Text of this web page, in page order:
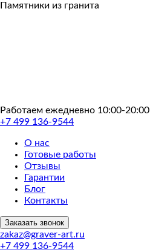
Пропустить
Памятники из гранита
Работаем ежедневно 10:00-20:00
+7 499 136-9544
О нас
Готовые работы
Отзывы
Гарантии
Блог
Контакты
Заказать звонок
zakaz@graver-art.ru
+7 499 136-9544